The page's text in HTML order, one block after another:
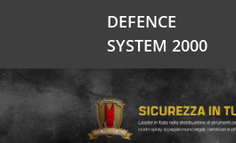
DEFENCE
SYSTEM 2000